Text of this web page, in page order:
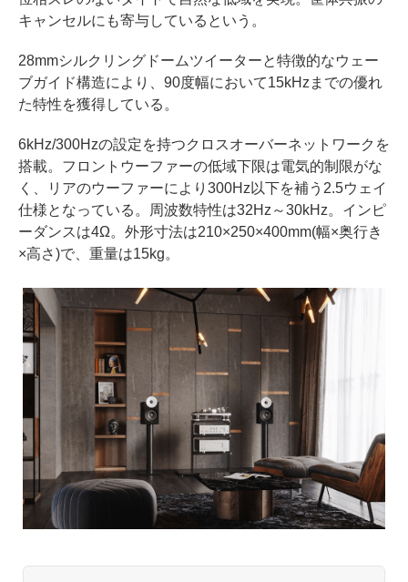
キャンセルにも寄与しているという。
28mmシルクリングドームツイーターと特徴的なウェー
ブガイド構造により、90度幅において15kHzまでの優れ
た特性を獲得している。
6kHz/300Hzの設定を持つクロスオーバーネットワークを
搭載。フロントウーファーの低域下限は電気的制限がな
く、リアのウーファーにより300Hz以下を補う2.5ウェイ
仕様となっている。周波数特性は32Hz～30kHz。インピ
ーダンスは4Ω。外形寸法は210×250×400mm(幅×奥行き
×高さ)で、重量は15kg。